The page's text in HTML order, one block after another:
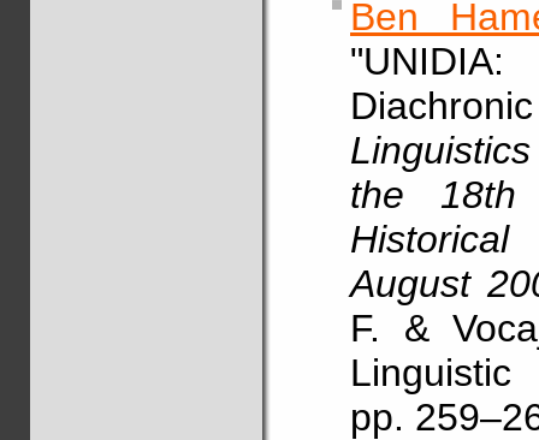
Ben
the 18th
August
F. &
pp.